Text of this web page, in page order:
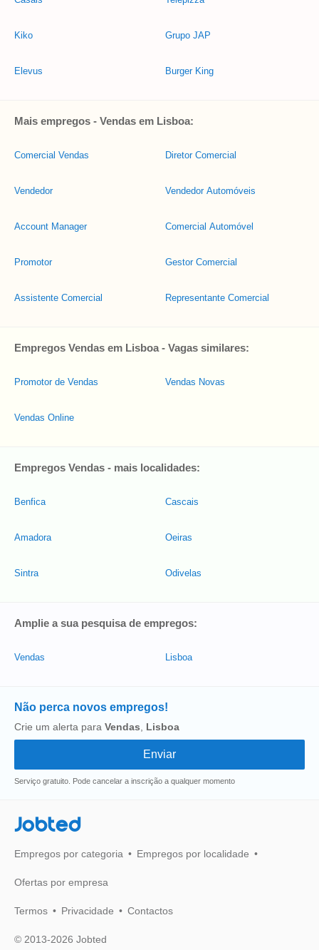
Kiko
Elevus
Grupo JAP
Burger King
Mais empregos - Vendas em Lisboa:
Comercial Vendas
Vendedor
Account Manager
Promotor
Assistente Comercial
Diretor Comercial
Vendedor Automóveis
Comercial Automóvel
Gestor Comercial
Representante Comercial
Empregos Vendas em Lisboa - Vagas similares:
Promotor de Vendas
Vendas Online
Vendas Novas
Empregos Vendas - mais localidades:
Benfica
Amadora
Sintra
Cascais
Oeiras
Odivelas
Amplie a sua pesquisa de empregos:
Vendas Lisboa
Não perca novos empregos!
Crie um alerta para Vendas Lisboa
Serviço gratuito. Pode cancelar a inscrição a qualquer momento
Jobted
Empregos por categoria Empregos por localidade
Ofertas por empresa
Termos Privacidade Contactos
© 2013-2026 Jobted